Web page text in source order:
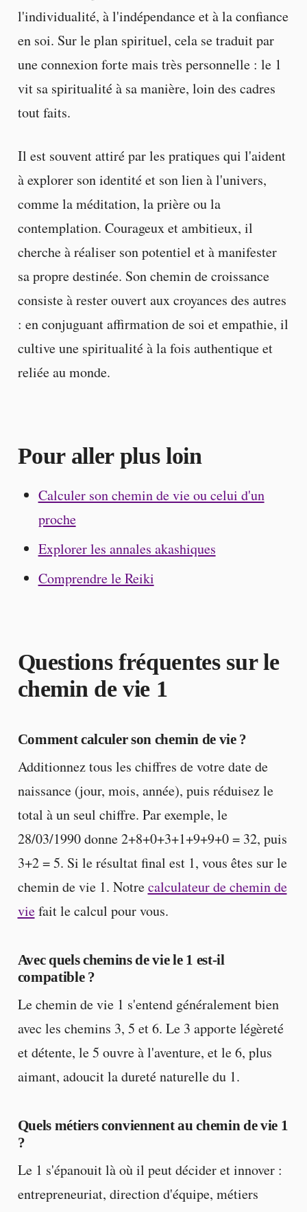
l'individualité, à l'indépendance et à la confiance
en soi. Sur le plan spirituel, cela se traduit par
une connexion forte mais très personnelle : le 1
vit sa spiritualité à sa manière, loin des cadres
tout faits.
Il est souvent attiré par les pratiques qui l'aident
à explorer son identité et son lien à l'univers,
comme la méditation, la prière ou la
contemplation. Courageux et ambitieux, il
cherche à réaliser son potentiel et à manifester
sa propre destinée. Son chemin de croissance
consiste à rester ouvert aux croyances des autres
: en conjuguant affirmation de soi et empathie, il
cultive une spiritualité à la fois authentique et
reliée au monde.
Pour aller plus loin
Calculer son chemin de vie ou celui d'un
proche
Explorer les annales akashiques
Comprendre le Reiki
Questions fréquentes sur le
chemin de vie 1
Comment calculer son chemin de vie ?
Additionnez tous les chiffres de votre date de
naissance (jour, mois, année), puis réduisez le
total à un seul chiffre. Par exemple, le
28/03/1990 donne 2+8+0+3+1+9+9+0 = 32, puis
3+2 = 5. Si le résultat final est 1, vous êtes sur le
chemin de vie 1. Notrecalculateur de chemin de
viefait le calcul pour vous.
Avec quels chemins de vie le 1 est-il
compatible ?
Le chemin de vie 1 s'entend généralement bien
avec les chemins 3, 5 et 6. Le 3 apporte légèreté
et détente, le 5 ouvre à l'aventure, et le 6, plus
aimant, adoucit la dureté naturelle du 1.
Quels métiers conviennent au chemin de vie 1
?
Le 1 s'épanouit là où il peut décider et innover :
entrepreneuriat, direction d'équipe, métiers